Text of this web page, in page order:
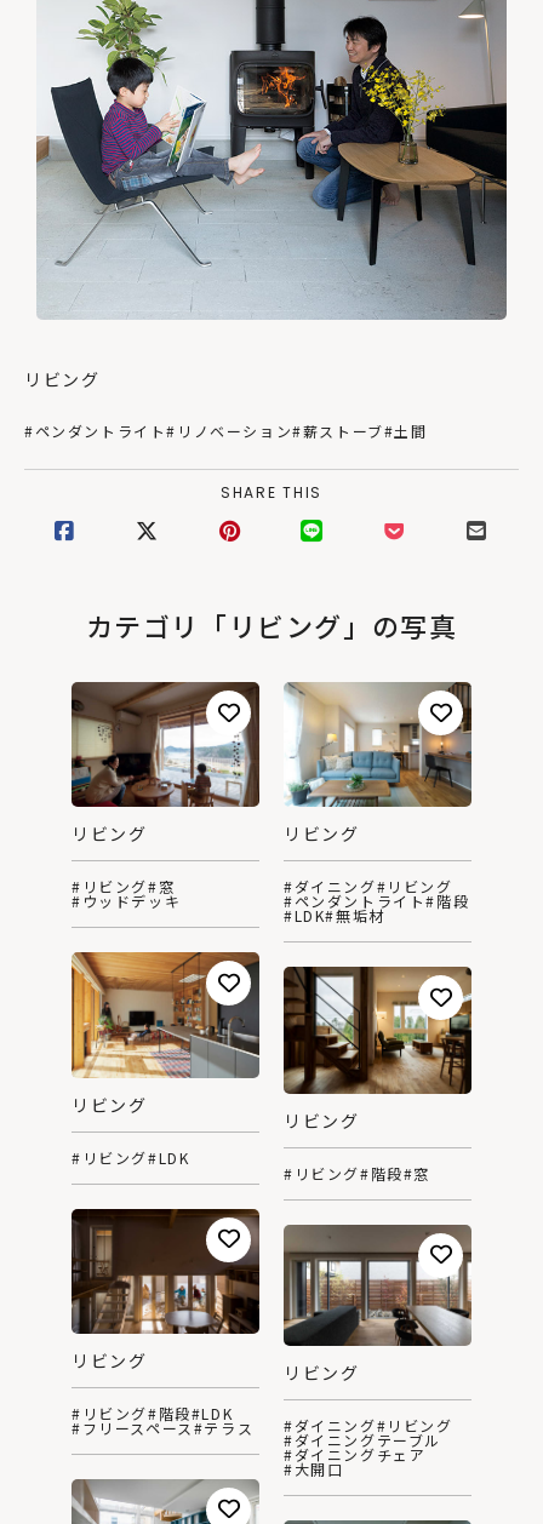
リビング
#ペンダントライト#リノベーション#薪ストーブ#土間
SHARE THIS
カテゴリ「リビング」の写真
リビング
#リビング#窓
#ウッドデッキ
リビング
#ダイニング#リビング
#ペンダントライト#階段
#LDK#無垢材
リビング
#リビング#LDK
リビング
#リビング#階段#窓
リビング
#リビング#階段#LDK
#フリースペース #テラス
リビング
#ダイニング#リビング
#ダイニングテーブル
#ダイニングチェア
#大開口